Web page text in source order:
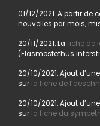
01/12/2021. A partir de
nouvelles par mois,
20/11/2021. La fiche de
(Elasmostethus
20/10/2021. Ajout
sur la fiche de
20/10/2021. Ajout
sur la fiche du